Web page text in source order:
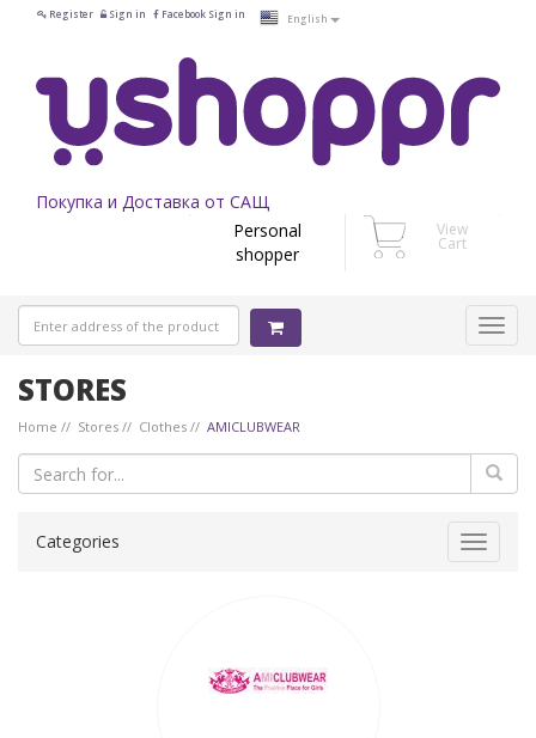
Register Sign in Facebook Sign in English
Покупка и Доставка от САЩ
Personal
shopper
View
Cart
STORES
Home Stores Clothes AMICLUBWEAR
Toggle
Categories